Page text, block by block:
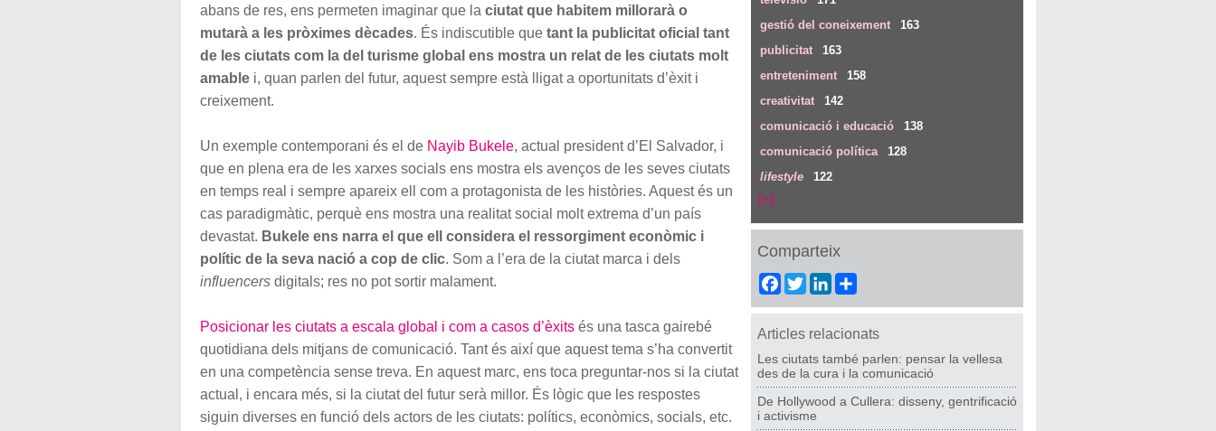
abans de res, ens permeten imaginar que la ciutat que habitem millorarà o
mutarà a les pròximes dècades. És indiscutible que tant la publicitat oficial tant
de les ciutats com la del turisme global ens mostra un relat de les ciutats molt
amablei, quan parlen del futur, aquest sempre està lligat a oportunitats d’èxit i
creixement.
Un exemple contemporani és el de Nayib Bukele, actual president d’El Salvador, i
que en plena era de les xarxes socials ens mostra els avenços de les seves ciutats
en temps real i sempre apareix ell com a protagonista de les històries. Aquest és un
cas paradigmàtic, perquè ens mostra una realitat social molt extrema d’un país
devastat. Bukele ens narra el que ell considera el ressorgiment econòmic i
polític de la seva nació a cop de clic. Som a l’era de la ciutat marca i dels
influencersdigitals; res no pot sortir malament.
Posicionar les ciutats a escala global i com a casos d’èxitsés una tasca gairebé
quotidiana dels mitjans de comunicació. Tant és així que aquest tema s’ha convertit
en una competència sense treva. En aquest marc, ens toca preguntar-nos si la ciutat
actual, i encara més, si la ciutat del futur serà millor. És lògic que les respostes
siguin diverses en funció dels actors de les ciutats: polítics, econòmics, socials, etc.
gestió del coneixement
163
publicitat
163
entreteniment
158
creativitat
142
comunicació i educació
138
comunicació política
128
lifestyle
122
(+)
Comparteix
Facebook
TwitterLinkedIn
Articles relacionats
Les ciutats també parlen: pensar la vellesa
des de la cura i la comunicació
De Hollywood a Cullera: disseny, gentrificació
i activisme